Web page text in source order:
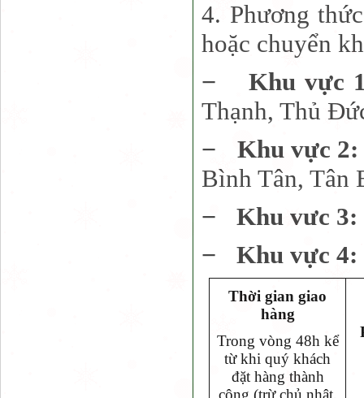
4. Phương
hoặc chuyển
−
Khu vực
Thạnh, Thủ
−
Khu vực
Bình Tân, Tân
−
Khu vưc 3:
−
Khu vực 4:
Thời gian giao
hàng
Trong vòng 48h kể
từ khi quý khách
đặt hàng thành
công (trừ chủ nhật,